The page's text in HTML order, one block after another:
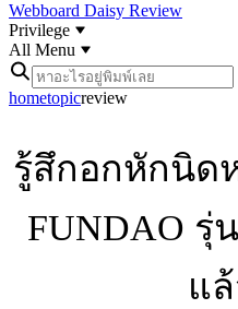
Webboard Daisy Review
Privilege
All Menu
hometopicreview
รู้สึกอกหักนิด
FUNDAO รุ่
แ